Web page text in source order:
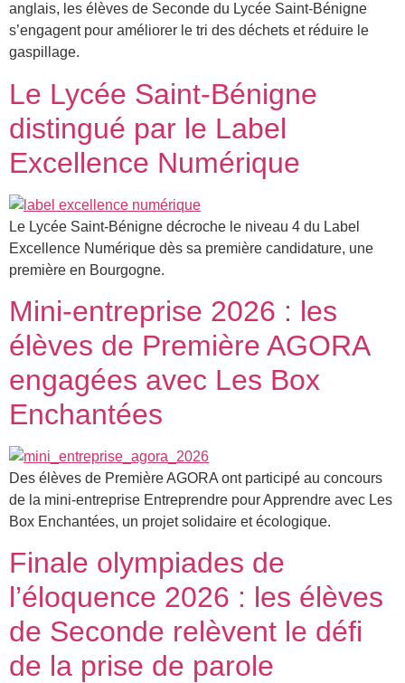
anglais, les élèves de Seconde du Lycée Saint-Bénigne
s’engagent pour améliorer le tri des déchets et réduire le
gaspillage.
Le Lycée Saint-Bénigne
distingué par le Label
Excellence Numérique
Le Lycée Saint-Bénigne décroche le niveau 4 du Label
Excellence Numérique dès sa première candidature, une
première en Bourgogne.
Mini-entreprise 2026 : les
élèves de Première AGORA
engagées avec Les Box
Enchantées
Des élèves de Première AGORA ont participé au concours
de la mini-entreprise Entreprendre pour Apprendre avec Les
Box Enchantées, un projet solidaire et écologique.
Finale olympiades de
l’éloquence 2026 : les élèves
de Seconde relèvent le défi
de la prise de parole